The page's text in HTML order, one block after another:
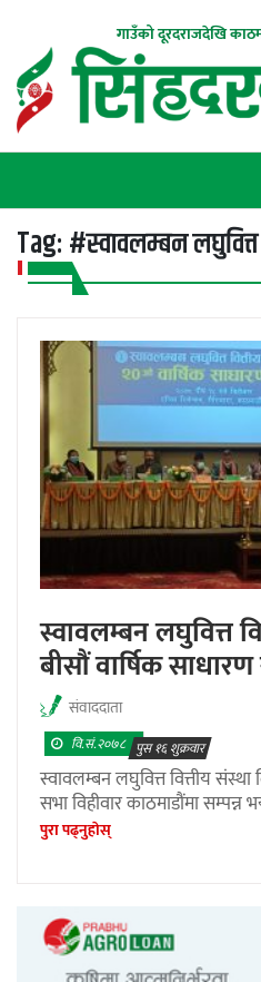
गाउँको दूरदराजदेखि
Tag: #स्वावलम्बन लघुवित्त
स्वावलम्बन लघुवित्त
बीसौं वार्षिक
संवाददाता
वि.सं.२०७८ पुस १६ शुक्रवार
स्वावलम्बन लघुवित्त वित्तीय
सभा विहीवार काठमाडौंमा
पुरा पढ्नुहाेस्